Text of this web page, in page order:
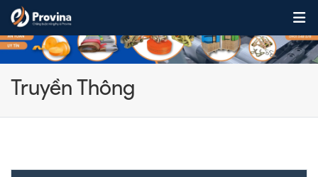
Skip to content
Truyền Thông